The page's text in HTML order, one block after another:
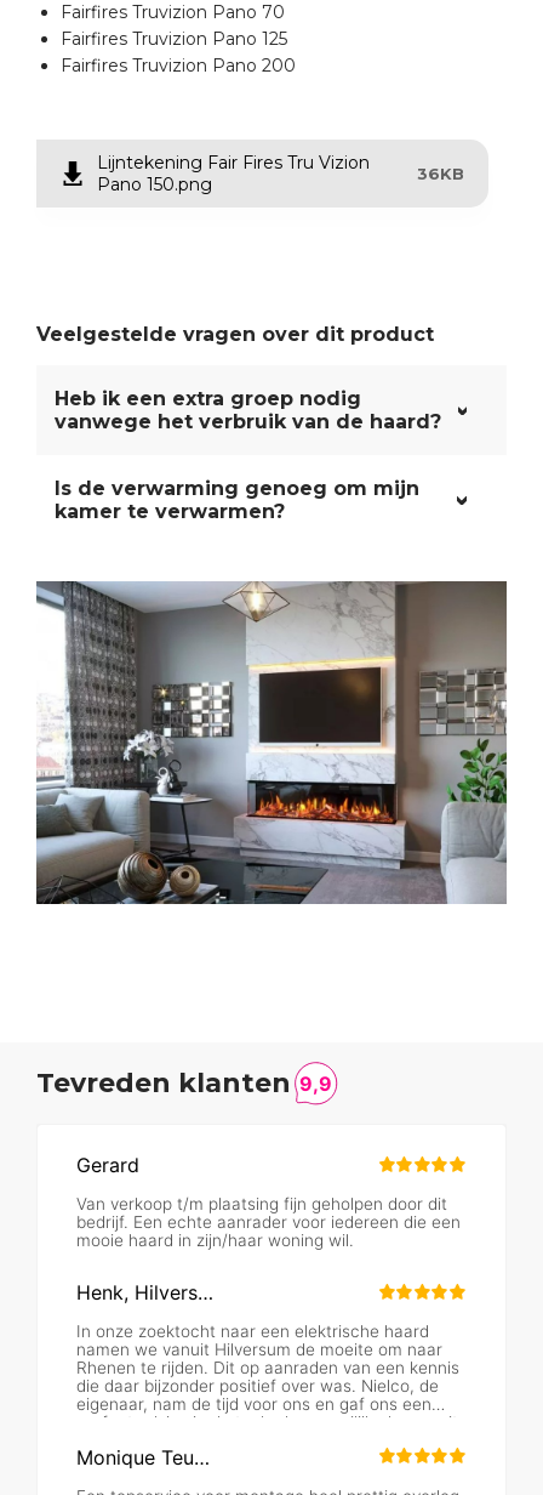
Fairfires Truvizion Pano 70
Fairfires Truvizion Pano 125
Fairfires Truvizion Pano 200
Lijntekening Fair Fires Tru Vizion
Pano 150.png
36KB
Veelgestelde vragen over dit product
Heb ik een extra groep nodig
vanwege het verbruik van de haard?
Is de verwarming genoeg om mijn
kamer te verwarmen?
Tevreden klanten